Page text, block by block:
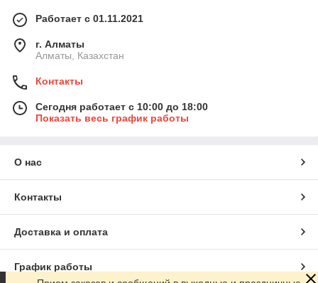
Работает с 01.11.2021
г. Алматы
Алматы, Казахстан
Контакты
Сегодня работает с 10:00 до 18:00
Показать весь график работы
О нас
Контакты
Доставка и оплата
График работы